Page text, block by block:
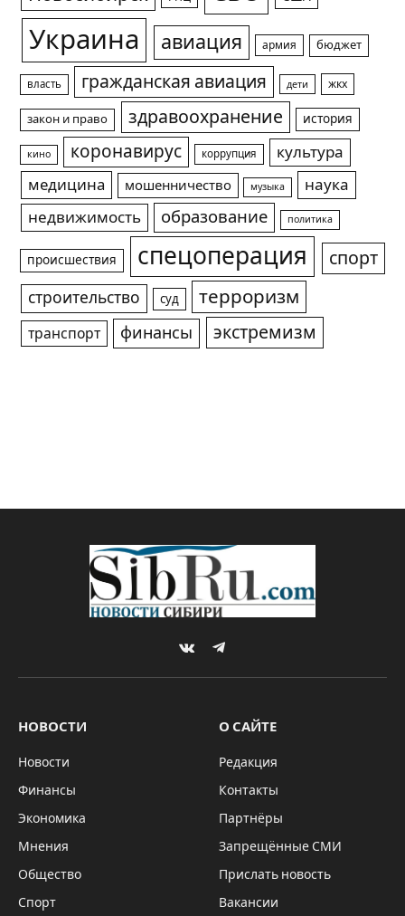
Украина авиация армия бюджет
власть гражданская авиация дети жкх
закон и право здравоохранение история
кино коронавирус коррупция
культура
медицина
мошенничество музыка
наука
недвижимость
образование политика
происшествия спецоперация спорт
строительство суд терроризм
транспорт финансы экстремизм
VKontakteTelegram
НОВОСТИ
Новости
Финансы
Экономика
Мнения
Общество
Спорт
О САЙТЕ
Редакция
Контакты
Партнёры
Запрещённые СМИ
Прислать новость
Вакансии